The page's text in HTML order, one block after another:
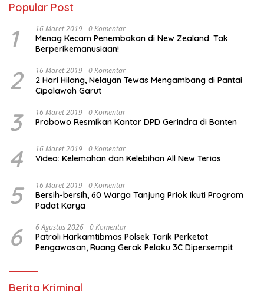
Popular Post
1 16 Maret 2019 0 Komentar
Menag Kecam Penembakan di New Zealand: Tak
Berperikemanusiaan!
2 16 Maret 2019 0 Komentar
2 Hari Hilang, Nelayan Tewas Mengambang di Pantai
Cipalawah Garut
3 16 Maret 2019 0 Komentar
Prabowo Resmikan Kantor DPD Gerindra di Banten
4 16 Maret 2019 0 Komentar
Video: Kelemahan dan Kelebihan All New Terios
5 16 Maret 2019 0 Komentar
Bersih-bersih, 60 Warga Tanjung Priok Ikuti Program
Padat Karya
6 6 Agustus 2026 0 Komentar
Patroli Harkamtibmas Polsek Tarik Perketat
Pengawasan, Ruang Gerak Pelaku 3C Dipersempit
Berita Kriminal